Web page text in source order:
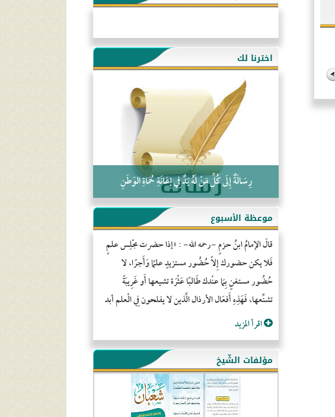
هذه سبيلنا فماذا تنقمون؟!
أُسُـسُ بَـيْـتِ الـمُسْـلِمِ
التَّعْلِيمُ القُرْآنِي
كلمة إلى إخواني السلفيين في الجزائر
اخترنا لك
رِسَالَةٌ إِلَى كُلِّ مَنْ لَهُ يَدٌ فِي إِعَانَةِ حُمَاةِ الوَطَنِ
موعظة الأسبوع
قالَ الإمامُ ابنُ حزمٍ -رحمه الله- : «إذا حضرت مجْلِس علمٍ
فَلا يكن حضورك إِلاّ حُضُور مستزيدٍ علمًا وَأَجرًا، لا
حُضُور مستغنٍ بِمَا عنْدك طَالبًا عَثْرَة تشيعها أَو غَرِيبَةً
تشنِّعها، فَهَذِهِ أَفعَال الأرذال الَّذين لا يفلحون فِي الْعلم أبد
اقرأ المزيد
مؤلفات الشّيخ